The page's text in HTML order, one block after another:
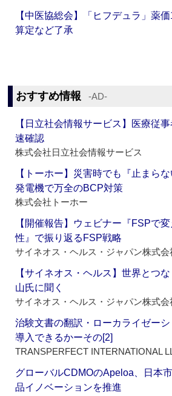
【中医協総会】「ヒフデュラ」薬
算定など了承
おすすめ情報 ‐AD‐
【日立社会情報サービス】医療従
速確認
株式会社日立社会情報サービス
【トーホー】災害時でも『止まら
発電機で万全のBCP対策
株式会社トーホー
【開催報告】ウェビナー『FSPで
性』で振り返るFSP戦略
サイネオス・ヘルス・ジャパン株式会
【サイネオス・ヘルス】世界とつ
山氏に聞く
サイネオス・ヘルス・ジャパン株式会
治験文書の翻訳・ローカライゼー
導入できるかーその[2]
TRANSPERFECT INTERNATIONAL
グローバルCDMOのApeloa、日本
品イノベーションを推進